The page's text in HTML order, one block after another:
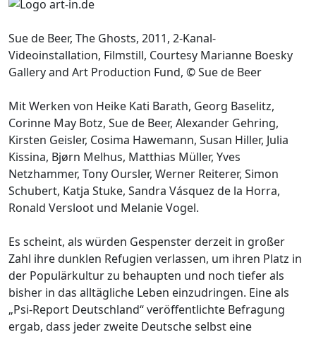
Sue de Beer, The Ghosts, 2011, 2-Kanal-
Videoinstallation, Filmstill, Courtesy Marianne Boesky
Gallery and Art Production Fund, © Sue de Beer
Mit Werken von Heike Kati Barath, Georg Baselitz,
Corinne May Botz, Sue de Beer, Alexander Gehring,
Kirsten Geisler, Cosima Hawemann, Susan Hiller, Julia
Kissina, Bjørn Melhus, Matthias Müller, Yves
Netzhammer, Tony Oursler, Werner Reiterer, Simon
Schubert, Katja Stuke, Sandra Vásquez de la Horra,
Ronald Versloot und Melanie Vogel.
Es scheint, als würden Gespenster derzeit in großer
Zahl ihre dunklen Refugien verlassen, um ihren Platz in
der Populärkultur zu behaupten und noch tiefer als
bisher in das alltägliche Leben einzudringen. Eine als
„Psi-Report Deutschland“ veröffentlichte Befragung
ergab, dass jeder zweite Deutsche selbst eine